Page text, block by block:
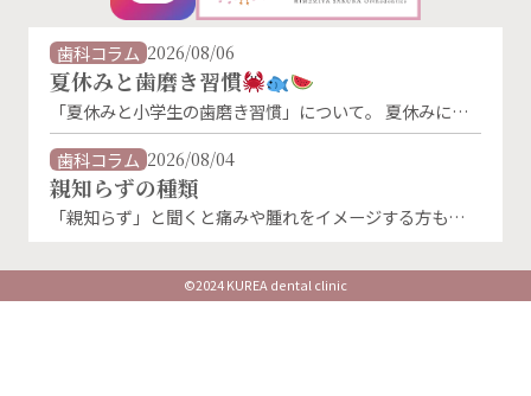
歯科コラム 2026/08/06
夏休みと歯磨き習慣
「夏休みと小学生の歯磨き習慣」について。 夏休みに入
り、生活リズムが変わることで、歯磨きの習慣が乱れがち
になります。特に朝の歯磨きは、「朝ごはんを食べないか
ら」「外に出かけないから」といった理由で忘れやすくな
るものです。 しかし、夏休み中でもむし歯菌は活発に活
動しています。朝・晩しっかり磨くことが、お子さんの大
歯科コラム 2026/08/04
親知らずの種類
「親知らず」と聞くと痛みや腫れをイメージする方も多い
すさや治療法が異なります。 親知らずの主な種類 ①まっ
すぐ生えている親知らず 正常な向きで生えている状態で
©2024 KUREA dental clinic